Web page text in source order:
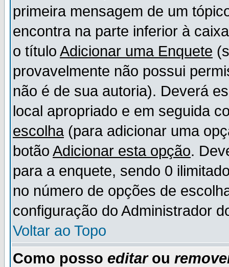
primeira mensagem de um
encontra na parte inferior à
o título Adicionar uma Enquete
provavelmente não possui
não é de sua autoria). Deverá
local apropriado e em seguida
escolha (para adicionar uma
botão Adicionar esta opção.
para a enquete, sendo 0
no número de opções de
configuração do Administrador
Voltar ao Topo
Como posso editarou